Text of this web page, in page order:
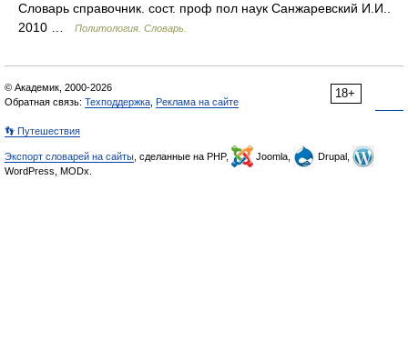
Словарь справочник. сост. проф пол наук Санжаревский И.И..
2010 …
Политология. Словарь.
18+
© Академик, 2000-2026
Обратная связь: Техподдержка Реклама на сайте
👣 Путешествия
Экспорт словарей на сайты , сделанные на PHP, Joomla,
Drupal,
WordPress, MODx.